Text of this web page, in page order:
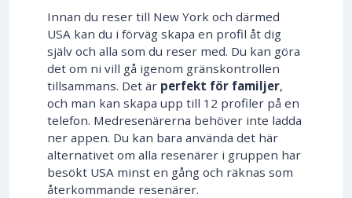
Innan du reser till New York och därmed
USA kan du i förväg skapa en profil åt dig
själv och alla som du reser med. Du kan göra
det om ni vill gå igenom gränskontrollen
tillsammans. Det är perfekt för familjer,
och man kan skapa upp till 12 profiler på en
telefon. Medresenärerna behöver inte ladda
ner appen. Du kan bara använda det här
alternativet om alla resenärer i gruppen har
besökt USA minst en gång och räknas som
återkommande resenärer.